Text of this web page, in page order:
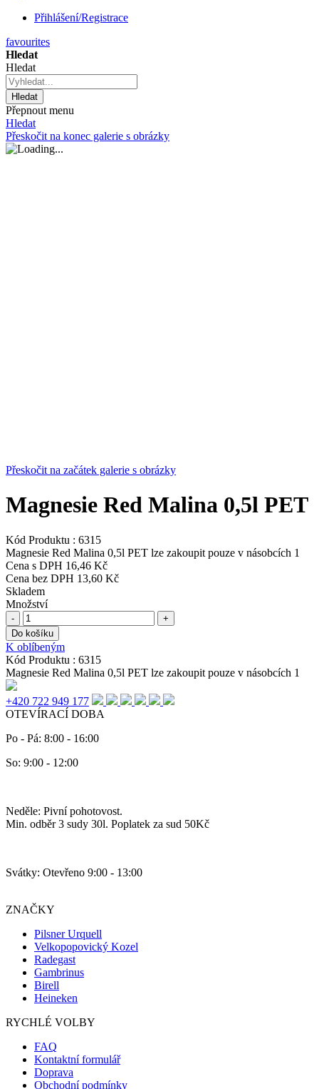
Přihlášení/Registrace
favourites
Hledat
Hledat
Hledat
Přepnout menu
Hledat
Přeskočit na konec galerie s obrázky
Přeskočit na začátek galerie s obrázky
Magnesie Red Malina 0,5l PET
Kód Produktu : 6315
Magnesie Red Malina 0,5l PET lze zakoupit pouze v násobcích 1
Cena s DPH 16,46 Kč
Cena bez DPH 13,60 Kč
Skladem
Množství
-
+
Do košíku
K oblíbeným
Kód Produktu : 6315
Magnesie Red Malina 0,5l PET lze zakoupit pouze v násobcích 1
+420 722 949 177
OTEVÍRACÍ DOBA
Po - Pá: 8:00 - 16:00
So: 9:00 - 12:00
Neděle: Pivní pohotovost.
Min. odběr 3 sudy 30l. Poplatek za sud 50Kč
Svátky: Otevřeno 9:00 - 13:00
ZNAČKY
Pilsner Urquell
Velkopopovický Kozel
Radegast
Gambrinus
Birell
Heineken
RYCHLÉ VOLBY
FAQ
Kontaktní formulář
Doprava
Obchodní podmínky